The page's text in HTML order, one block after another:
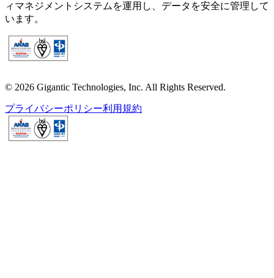
ィマネジメントシステムを運用し、データを安全に管理して
います。
© 2026 Gigantic Technologies, Inc. All Rights Reserved.
プライバシーポリシー利用規約